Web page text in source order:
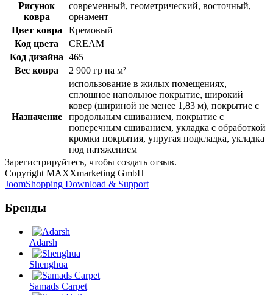
Рисунок
ковра
современный, геометрический, восточный,
орнамент
Цвет ковра
Кремовый
Код цвета
CREAM
Код дизайна 465
Вес ковра
2 900 гр на м²
Назначение
использование в жилых помещениях,
сплошное напольное покрытие, широкий
ковер (шириной не менее 1,83 м), покрытие с
продольным сшиванием, покрытие с
поперечным сшиванием, укладка с обработкой
кромки покрытия, упругая подкладка, укладка
под натяжением
Зарегистрируйтесь, чтобы создать отзыв.
Copyright MAXXmarketing GmbH
JoomShopping Download & Support
Бренды
Adarsh
Shenghua
Samads Carpet